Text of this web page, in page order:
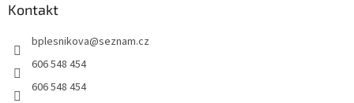
Kontakt
bplesnikova@seznam.cz
606 548 454
606 548 454